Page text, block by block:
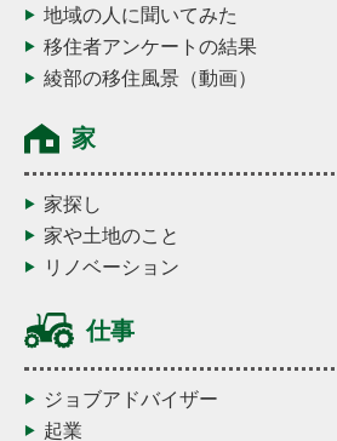
地域の人に聞いてみた
移住者アンケートの結果
綾部の移住風景（動画）
家
家探し
家や土地のこと
リノベーション
仕事
ジョブアドバイザー
起業